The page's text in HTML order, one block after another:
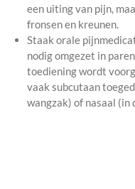
een uiting van pijn,
fronsen en kreunen.
Staak orale
nodig omgezet in
toediening wordt
vaak subcutaan
wangzak) of nasaal (in